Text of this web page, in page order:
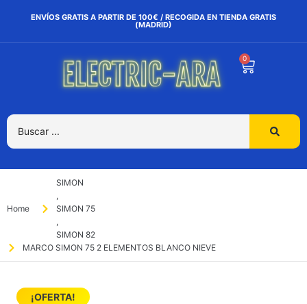
ENVÍOS GRATIS A PARTIR DE 100€ / RECOGIDA EN TIENDA GRATIS
(MADRID)
0
Home
SIMON
,
SIMON 75
,
SIMON 82
MARCO SIMON 75 2 ELEMENTOS BLANCO NIEVE
¡OFERTA!